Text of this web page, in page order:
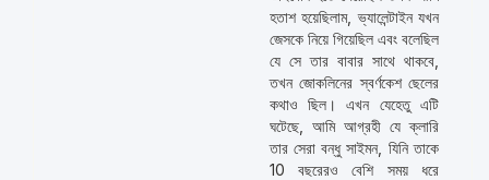
হতাশ হয়েছিলাম, ভ্যালেন্টাইন যখন
জেসকে নিয়ে গিয়েছিল এবং বলেছিল
যে সে তার বাবার সাথে থাকবে,
তখন জোকলিনের স্বর্ণকেশ ছেলের
কথাও ছিল। এখন যেহেতু এটি
ঘটেছে, আমি আগ্রহী যে ক্লারি
তার সেরা বন্ধু সাইমন, যিনি তাকে
10 বছরেরও বেশি সময় ধরে